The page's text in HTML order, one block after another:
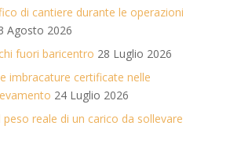
di cantiere durante le operazioni
Agosto 2026
fuori baricentro 28 Luglio 2026
imbracature certificate nelle
24 Luglio 2026
reale di un carico da sollevare